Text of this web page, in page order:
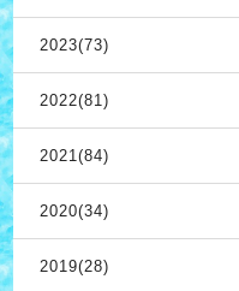
2023(73)
2022(81)
2021(84)
2020(34)
2019(28)